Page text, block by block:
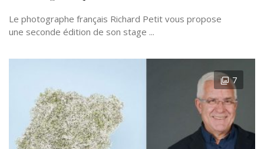
Le photographe français Richard Petit vous propose
une seconde édition de son stage ...
7